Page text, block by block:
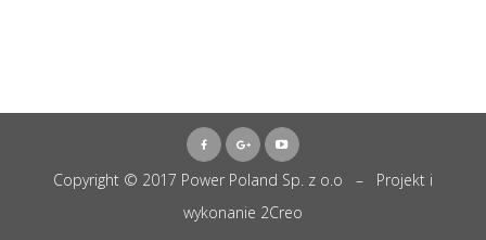
Copyright © 2017 Power Poland Sp. z o.o – Projekt i
wykonanie 2Creo